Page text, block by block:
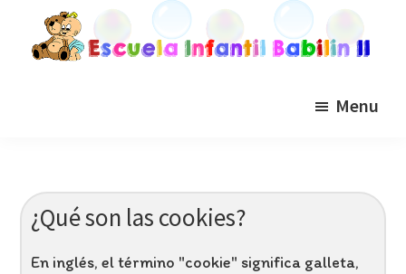
contenido
Menu
¿Qué son las cookies?
En inglés, el término "cookie" significa galleta,